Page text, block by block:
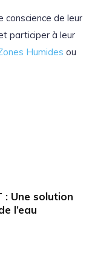
conscience de leur
participer à leur
Humides ou
: Une solution
l’eau